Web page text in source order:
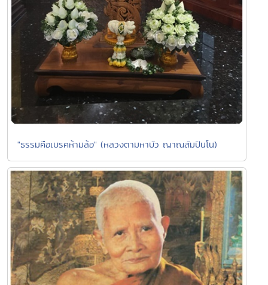
"ธรรมคือเบรคห้ามล้อ" (หลวงตามหาบัว ญาณสัมปันโน)